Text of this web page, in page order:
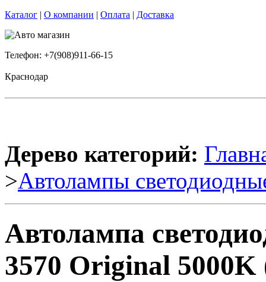
Каталог | О компании | Оплата | Доставка
Телефон: +7(908)911-66-15
Краснодар
Дерево категорий:
>Автолампы
Автолампа
3570 Original